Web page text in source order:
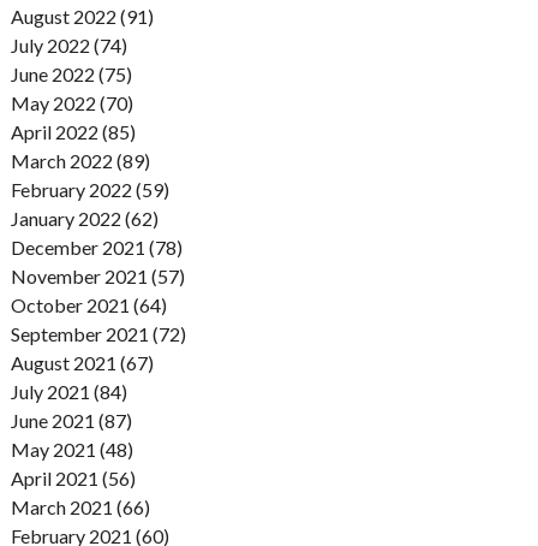
August 2022 (91)
July 2022 (74)
June 2022 (75)
May 2022 (70)
April 2022 (85)
March 2022 (89)
February 2022 (59)
January 2022 (62)
December 2021 (78)
November 2021 (57)
October 2021 (64)
September 2021 (72)
August 2021 (67)
July 2021 (84)
June 2021 (87)
May 2021 (48)
April 2021 (56)
March 2021 (66)
February 2021 (60)